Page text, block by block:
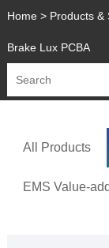
Home > Products &
Brake Lux PCBA
All Products
EMS Value-